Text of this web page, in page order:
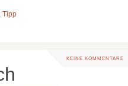
, Tipp
KEINE KOMMENTARE